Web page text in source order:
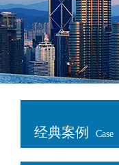
经典案例 Case